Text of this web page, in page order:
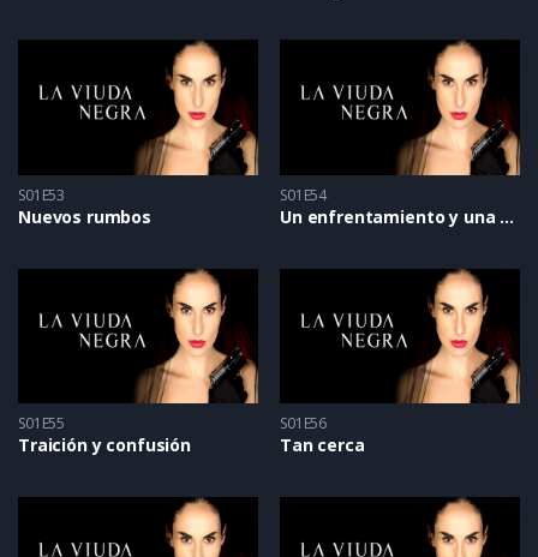
S01E53
Nuevos rumbos
S01E54
Un enfrentamiento y una propuesta
S01E55
Traición y confusión
S01E56
Tan cerca